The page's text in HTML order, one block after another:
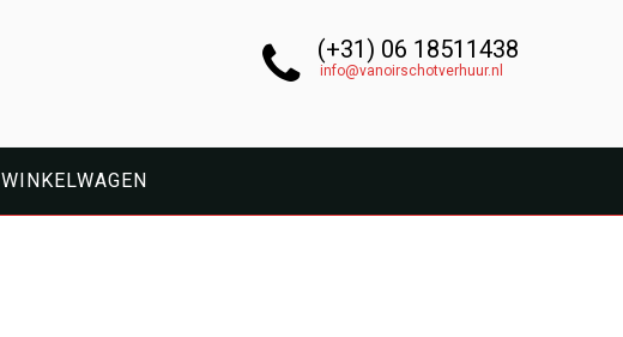
(+31) 06 18511438
info@vanoirschotverhuur.nl
WINKELWAGEN